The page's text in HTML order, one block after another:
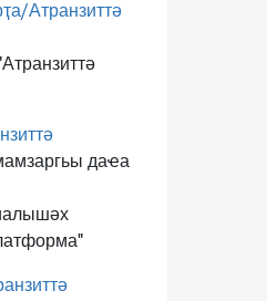
Атранзиттә
даҽа